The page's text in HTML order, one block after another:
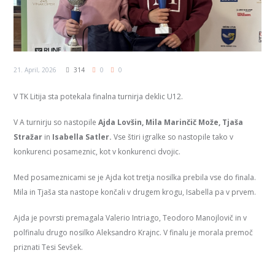
21. April, 2026 314 0 0
V TK Litija sta potekala finalna turnirja deklic U12.
V A turnirju so nastopileAjda Lovšin, Mila Marinčič Može, Tjaša
Stražar in Isabella Satler.Vse štiri igralke so nastopile tako v
konkurenci posameznic, kot v konkurenci dvojic.
Med posameznicami se je Ajda kot tretja nosilka prebila vse do finala.
Mila in Tjaša sta nastope končali v drugem krogu, Isabella pa v prvem.
Ajda je povrsti premagala Valerio Intriago, Teodoro Manojlovič in v
polfinalu drugo nosilko Aleksandro Krajnc. V finalu je morala premoč
priznati Tesi Sevšek.